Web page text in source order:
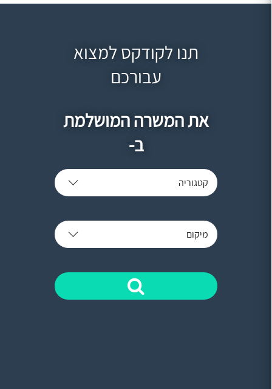
תנו לקודקס למצוא
עבורכם
את המשרה המושלמת
ב-
קטגוריה
מיקום